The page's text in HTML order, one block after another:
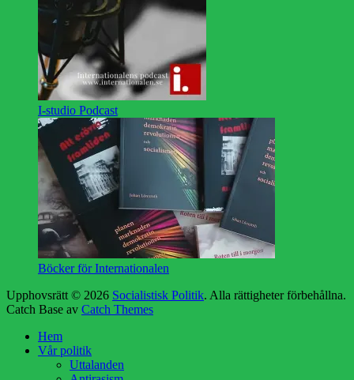
I-studio Podcast
Böcker för Internationalen
Upphovsrätt © 2026 Socialistisk Politik. Alla rättigheter förbehållna.
Catch Base av Catch Themes
Hem
Vår politik
Uttalanden